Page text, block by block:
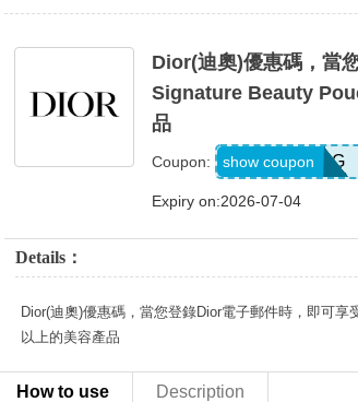
Dior(迪奧)優惠碼，當
Signature Beauty
品
Coupon: DIORSPRING
show coupon
Expiry on:2026-07-04
Details：
Dior(迪奧)優惠碼，當您登錄Dior電子郵件時，即可
以上的美容產品
How to use Description